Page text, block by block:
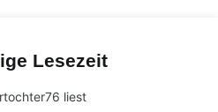
Lesezeit
liest